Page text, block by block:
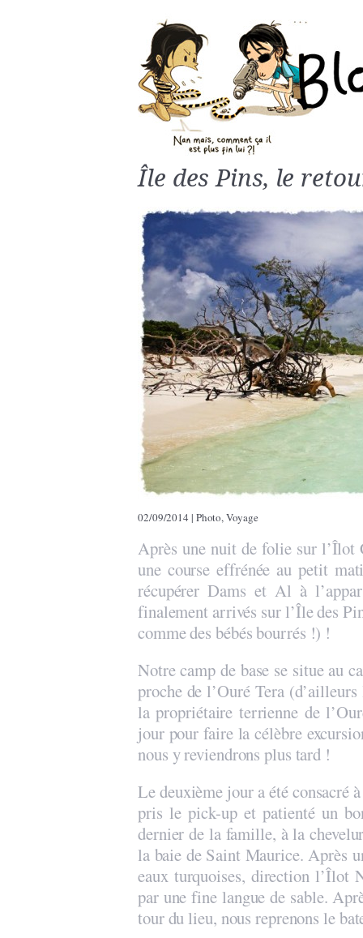
Île des Pins, le
02/09/2014 | Photo,Voyage
Après une nuit de folie sur l’Îlot
une course effrénée au petit
récupérer Dams et Al à
finalement arrivés sur l’Île des
comme des bébés bourrés !) !
Notre camp de base se situe au
proche de l’Ouré Tera
la propriétaire terrienne de
jour pour faire la célèbre
nous y reviendrons plus tard !
Le deuxième jour a été consacré
pris le pick-up et patienté un
dernier de la famille, à la
la baie de Saint Maurice. Après
eaux turquoises, direction l’Îlot
par une fine langue de sable.
tour du lieu, nous reprenons le